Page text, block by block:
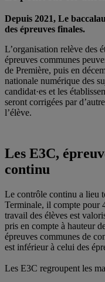
Depuis 2021, Le
des épreuves finales.
L’organisation relève des
épreuves communes
de Première, puis en
nationale numérique des
candidat·es et les
seront corrigées par
l’élève.
Les E3C,
continu
Le contrôle continu a lieu
Terminale, il compte pour
travail des élèves est
pris en compte à hauteur
épreuves communes de
est inférieur à celui des
Les E3C regroupent les